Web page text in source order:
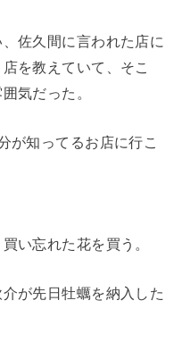
佐久間に言われた店に
を教えていて、そこ
気だった。
が知ってるお店に行こ
い忘れた花を買う。
が先日牡蠣を納入した